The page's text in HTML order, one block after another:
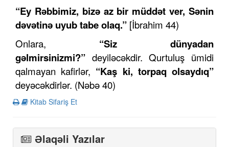
“Ey Rəbbimiz, bizə az bir müddət ver, Sənin
dəvətinə uyub tabe olaq.” [İbrahim 44)
Onlara, “Siz dünyadan
gəlmirsinizmi?” deyiləcəkdir. Qurtuluş ümidi
qalmayan kafirlər, “Kaş ki, torpaq olsaydıq”
deyəcəkdirlər. (Nəbə 40)
Kitab Sifariş Et
Əlaqəli Yazılar